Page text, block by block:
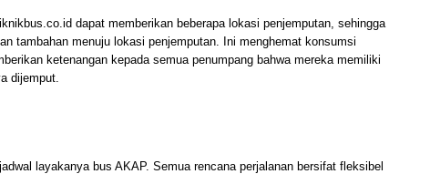
dapat memberikan beberapa lokasi penjemputan, sehingga
tambahan menuju lokasi penjemputan. Ini menghemat konsumsi
ketenangan kepada semua penumpang bahwa mereka memiliki
dijemput.
layakanya bus AKAP. Semua rencana perjalanan bersifat fleksibel